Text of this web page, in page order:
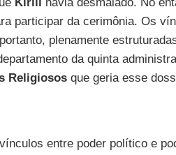
participar da cerimônia. Os
plenamente
da quinta
Religiososque geria esse
entre poder político e